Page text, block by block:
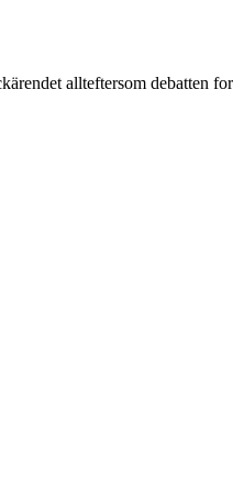
allteftersom debatten